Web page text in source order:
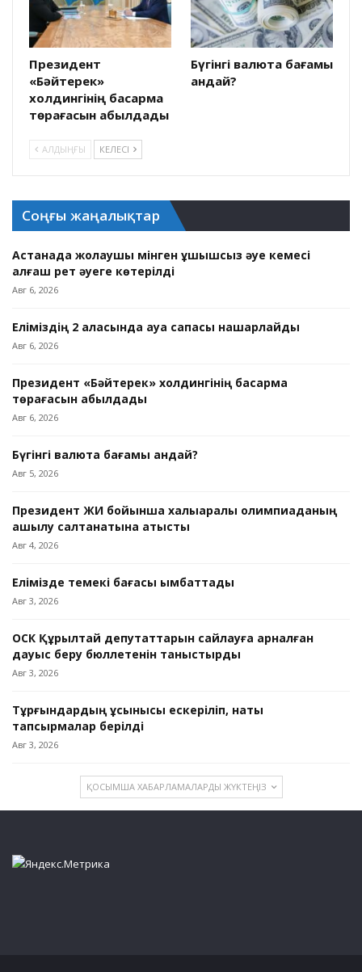
Президент
«Бәйтерек»
холдингінің басқарма
төрағасын қабылдады
Бүгінгі валюта бағамы
қандай?
АЛДЫҢҒЫ КЕЛЕСІ
Соңғы жаңалықтар
Астанада жолаушы мінген ұшқышсыз әуе кемесі
алғаш рет әуеге көтерілді
Авг 6, 2026
Еліміздің 2 қаласында ауа сапасы нашарлайды
Авг 6, 2026
Президент «Бәйтерек» холдингінің басқарма
төрағасын қабылдады
Авг 6, 2026
Бүгінгі валюта бағамы қандай?
Авг 5, 2026
Президент ЖИ бойынша халықаралық олимпиаданың
ашылу салтанатына қатысты
Авг 4, 2026
Елімізде темекі бағасы қымбаттады
Авг 3, 2026
ОСК Құрылтай депутаттарын сайлауға арналған
дауыс беру бюллетенін таныстырды
Авг 3, 2026
Тұрғындардың ұсынысы ескеріліп, нақты
тапсырмалар берілді
Авг 3, 2026
ҚОСЫМША ХАБАРЛАМАЛАРДЫ ЖҮКТЕҢІЗ